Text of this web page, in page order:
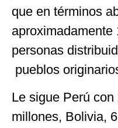
que en términos
aproximadamente
personas
pueblos
Le sigue Perú
millones, Bolivia,